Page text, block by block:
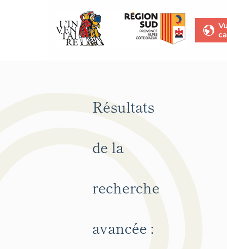
Résultats
de la
recherche
avancée :